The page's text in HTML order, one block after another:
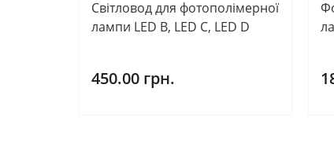
Світловод для фотополімерної
лампи LED B, LED C, LED D
450.00 грн.